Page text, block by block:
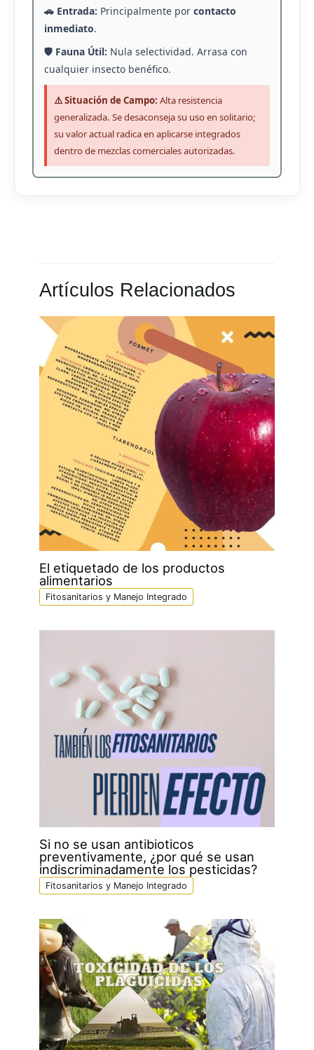
🚗 Entrada: Principalmente por contacto
inmediato.
🛡️ Fauna Útil: Nula selectividad. Arrasa con
cualquier insecto benéfico.
⚠️ Situación de Campo: Alta resistencia
generalizada. Se desaconseja su uso en solitario;
su valor actual radica en aplicarse integrados
dentro de mezclas comerciales autorizadas.
Artículos Relacionados
El etiquetado de los productos
alimentarios
Fitosanitarios y Manejo Integrado
Si no se usan antibioticos
preventivamente, ¿por qué se usan
indiscriminadamente los pesticidas?
Fitosanitarios y Manejo Integrado